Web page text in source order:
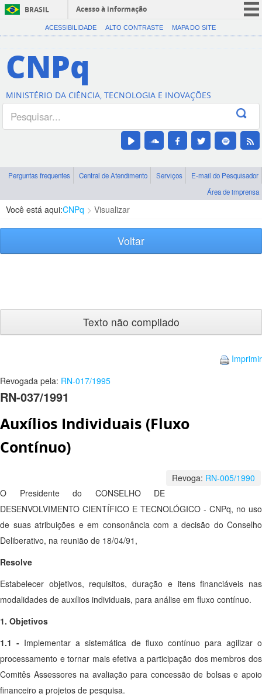
BRASIL
Acesso à informação
CORONAVÍRUS (COVID-19)
Canais
ACESSIBILIDADE ALTO CONTRASTE MAPA DO SITE
CNPq
MINISTÉRIO DA CIÊNCIA, TECNOLOGIA E INOVAÇÕES
Perguntas frequentes Central de Atendimento Serviços
E-mail do Pesquisador
Área de imprensa
Você está aqui:CNPq Visualizar
Voltar
Texto não compilado
Imprimir
Revogada pela: RN-017/1995
RN-037/1991
Auxílios Individuais (Fluxo
Contínuo)
Revoga: RN-005/1990
O Presidente do CONSELHO DE
DESENVOLVIMENTO CIENTÍFICO E TECNOLÓGICO - CNPq, no uso
de suas atribuições e em consonância com a decisão do Conselho
Deliberativo, na reunião de 18/04/91,
Resolve
Estabelecer objetivos, requisitos, duração e itens financiáveis nas
modalidades de auxílios individuais, para análise em fluxo contínuo.
1. Objetivos
1.1 - Implementar a sistemática de fluxo contínuo para agilizar o
processamento e tornar mais efetiva a participação dos membros dos
Comitês Assessores na avaliação para concessão de bolsas e apoio
financeiro a projetos de pesquisa.